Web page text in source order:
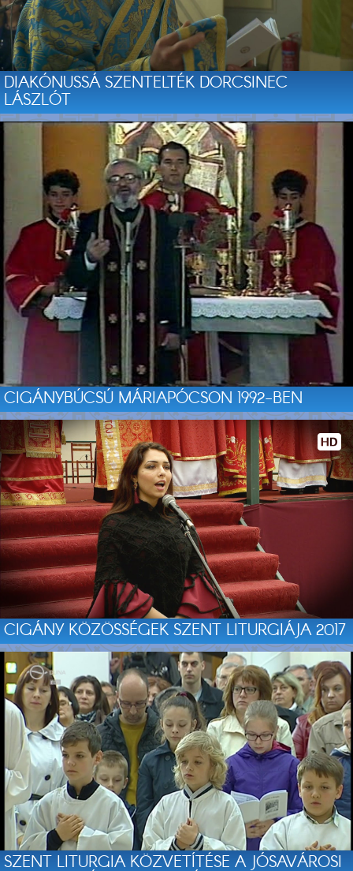
DIAKÓNUSSÁ SZENTELTÉK DORCSINEC
LÁSZLÓT
CIGÁNYBÚCSÚ MÁRIAPÓCSON 1992-BEN
CIGÁNY KÖZÖSSÉGEK SZENT LITURGIÁJA 2017
SZENT LITURGIA KÖZVETÍTÉSE A JÓSAVÁROSI